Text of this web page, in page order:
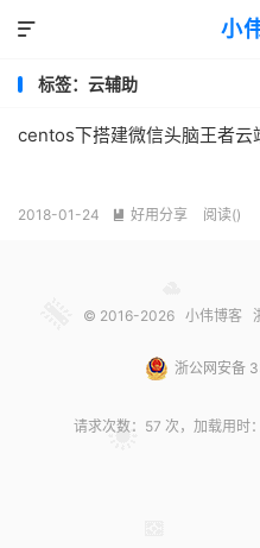
小

标签：云辅助
centos下搭建微信头脑王者云
2018-01-24  好用分享 阅读()
© 2016-2026 小伟博客
浙公网安备
请求次数：57 次，加载用时